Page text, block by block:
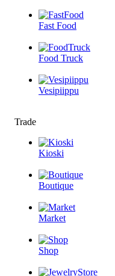
Fast Food
Food Truck
Vesipiippu
Trade
Kioski
Boutique
Market
Shop